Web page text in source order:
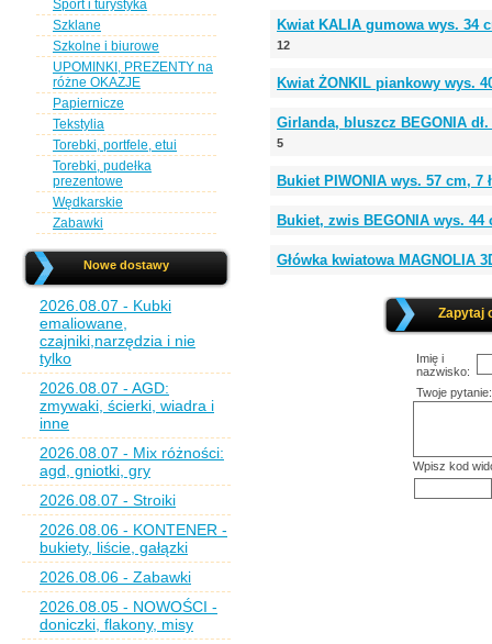
Sport i turystyka
Szklane
Szkolne i biurowe
UPOMINKI, PREZENTY na
różne OKAZJE
Papiernicze
Tekstylia
Torebki, portfele, etui
Torebki, pudełka
prezentowe
Wędkarskie
Zabawki
Nowe dostawy
2026.08.07 - Kubki
emaliowane,
czajniki,narzędzia i nie
tylko
2026.08.07 - AGD:
zmywaki, ścierki, wiadra i
inne
2026.08.07 - Mix różności:
agd, gniotki, gry
2026.08.07 - Stroiki
2026.08.06 - KONTENER -
bukiety, liście, gałązki
2026.08.06 - Zabawki
2026.08.05 - NOWOŚCI -
doniczki, flakony, misy
Kwiat KALIA gumowa wys. 34
12
Kwiat ŻONKIL piankowy wys.
Girlanda, bluszcz BEGONIA
5
Bukiet PIWONIA wys. 57 cm, 7
Bukiet, zwis BEGONIA wys.
Główka kwiatowa MAGNOLIA
Zapytaj
Imię i
nazwisko:
Twoje pytanie:
Wpisz kod